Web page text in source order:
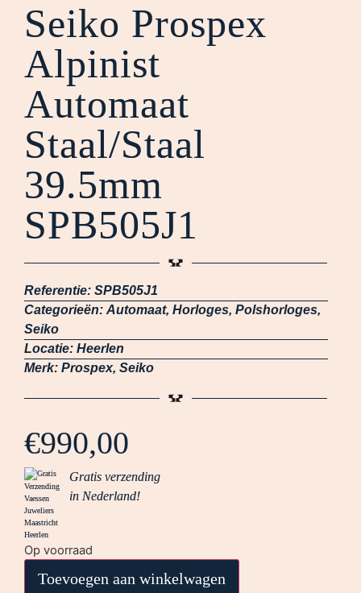
Seiko Prospex
Alpinist
Automaat
Staal/Staal
39.5mm
SPB505J1
Referentie: SPB505J1
Categorieën: Automaat, Horloges, Polshorloges,
Seiko
Locatie: Heerlen
Merk: Prospex, Seiko
€990,00
Gratis verzending
in Nederland!
Op voorraad
Toevoegen aan winkelwagen